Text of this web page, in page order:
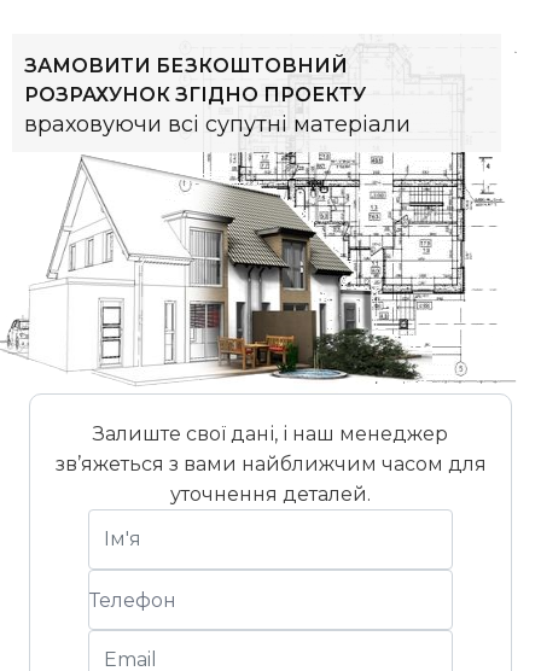
ЗАМОВИТИ БЕЗКОШТОВНИЙ
РОЗРАХУНОК ЗГІДНО ПРОЕКТУ
враховуючи всі супутні матеріали
Залиште свої дані, і наш менеджер
зв’яжеться з вами найближчим часом для
уточнення деталей.